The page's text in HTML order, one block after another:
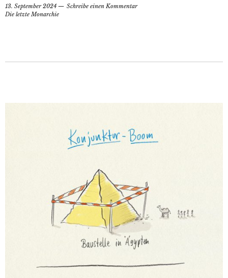
13. September 2024
Schreibe einen Kommentar
Die letzte Monarchie